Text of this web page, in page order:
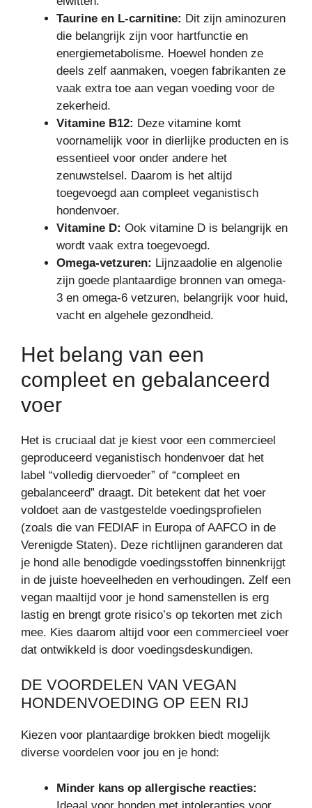
Taurine en L-carnitine: Dit zijn aminozuren
die belangrijk zijn voor hartfunctie en
energiemetabolisme. Hoewel honden ze
deels zelf aanmaken, voegen fabrikanten ze
vaak extra toe aan vegan voeding voor de
zekerheid.
Vitamine B12: Deze vitamine komt
voornamelijk voor in dierlijke producten en is
essentieel voor onder andere het
zenuwstelsel. Daarom is het altijd
toegevoegd aan compleet veganistisch
hondenvoer.
Vitamine D: Ook vitamine D is belangrijk en
wordt vaak extra toegevoegd.
Omega-vetzuren: Lijnzaadolie en algenolie
zijn goede plantaardige bronnen van omega-
3 en omega-6 vetzuren, belangrijk voor huid,
vacht en algehele gezondheid.
Het belang van een
compleet en gebalanceerd
voer
Het is cruciaal dat je kiest voor een commercieel
geproduceerd veganistisch hondenvoer dat het
label “volledig diervoeder” of “compleet en
gebalanceerd” draagt. Dit betekent dat het voer
voldoet aan de vastgestelde voedingsprofielen
(zoals die van FEDIAF in Europa of AAFCO in de
Verenigde Staten). Deze richtlijnen garanderen dat
je hond alle benodigde voedingsstoffen binnenkrijgt
in de juiste hoeveelheden en verhoudingen. Zelf een
vegan maaltijd voor je hond samenstellen is erg
lastig en brengt grote risico’s op tekorten met zich
mee. Kies daarom altijd voor een commercieel voer
dat ontwikkeld is door voedingsdeskundigen.
DE VOORDELEN VAN VEGAN
HONDENVOEDING OP EEN RIJ
Kiezen voor plantaardige brokken biedt mogelijk
diverse voordelen voor jou en je hond:
Minder kans op allergische reacties: